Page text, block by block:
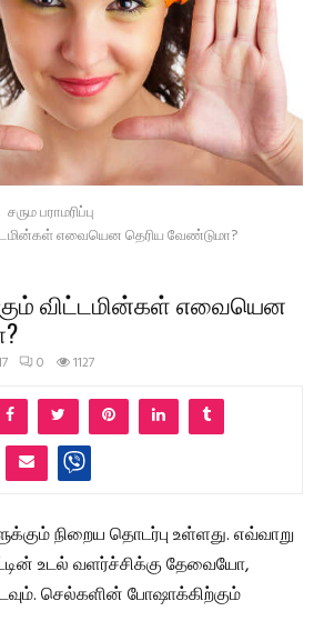
சரும பராமரிப்பு
எவையென தெரிய வேண்டுமா?
விட்டமின்கள் எவையென
0 1127
நிறைய தொடர்பு உள்ளது. எவ்வாறு
உடல் வளர்ச்சிக்கு தேவையோ,
செல்களின் போஷாக்கிற்கும்